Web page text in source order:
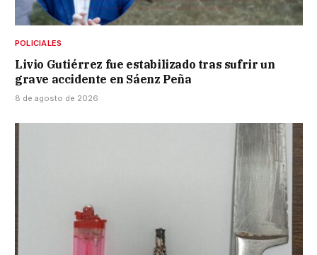
POLICIALES
Livio Gutiérrez fue estabilizado tras sufrir un
grave accidente en Sáenz Peña
8 de agosto de 2026